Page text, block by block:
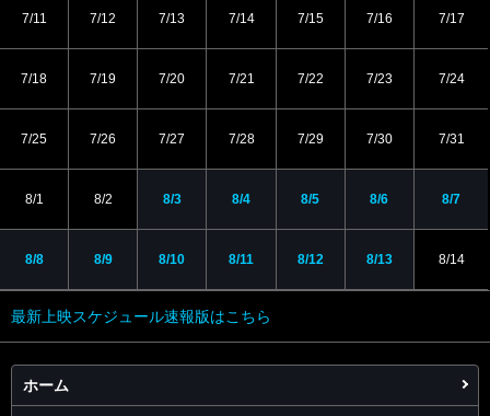
日 日 日 日 日 日
7/11 7/12 7/13 7/14 7/15 7/16 7/17
7/18 7/19 7/20 7/21 7/22 7/23 7/24
7/25 7/26 7/27 7/28 7/29 7/30 7/31
8/1 8/2 8/3 8/4 8/5 8/6 8/7
8/8 8/9 8/10 8/11 8/12 8/13 8/14
最新上映スケジュール速報版はこちら
ホーム